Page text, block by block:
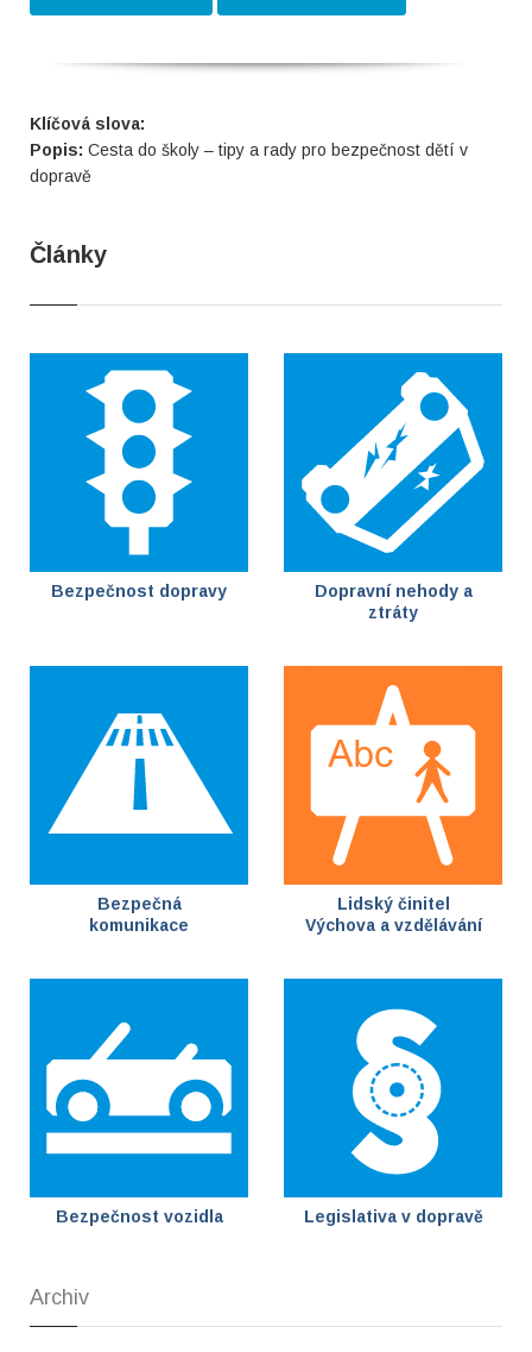
Klíčová slova:
Popis: Cesta do školy – tipy a rady pro bezpečnost dětí v
dopravě
Články
Bezpečnost dopravy
Dopravní nehody a
ztráty
Bezpečná
komunikace
Lidský činitel
Výchova a vzdělávání
Bezpečnost vozidla Legislativa v dopravě
Archiv